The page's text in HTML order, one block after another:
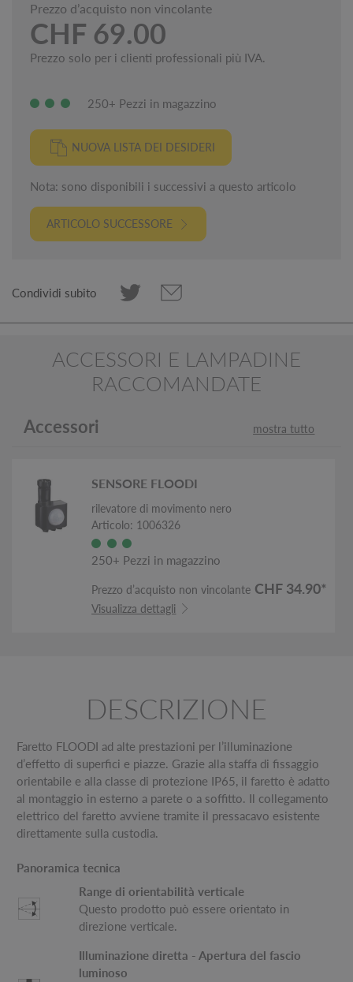
Prezzo d’acquisto non vincolante
CHF 69.00
Prezzo solo per i clienti professionali più IVA.
250+ Pezzi in magazzino
NUOVA LISTA DEI DESIDERI
Nota: sono disponibili i successivi a questo articolo
ARTICOLO SUCCESSORE
Condividi subito
ACCESSORI E LAMPADINE
RACCOMANDATE
Accessori mostra tutto
SENSORE FLOODI
rilevatore di movimento nero
Articolo: 1006326
250+ Pezzi in magazzino
Prezzo d’acquisto non vincolante CHF 34.90*
Visualizza dettagli
DESCRIZIONE
Faretto FLOODI ad alte prestazioni per l’illuminazione
d’effetto di superfici e piazze. Grazie alla staffa di fissaggio
orientabile e alla classe di protezione IP65, il faretto è adatto
al montaggio in esterno a parete o a soffitto. Il collegamento
elettrico del faretto avviene tramite il pressacavo esistente
direttamente sulla custodia.
Panoramica tecnica
Range di orientabilità verticale
Questo prodotto può essere orientato in
direzione verticale.
Illuminazione diretta - Apertura del fascio
luminoso